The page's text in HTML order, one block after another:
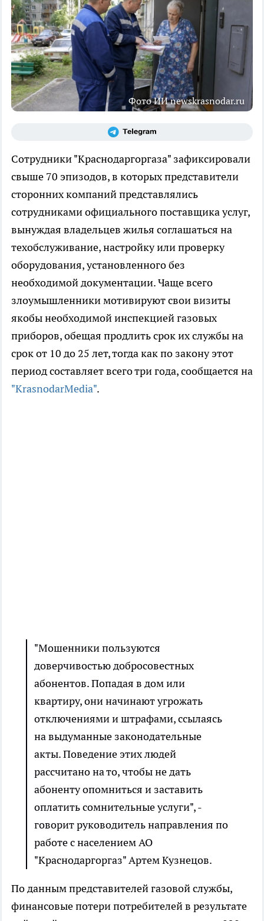
Фото ИИ newskrasnodar.ru
Сотрудники "Краснодаргоргаза" зафиксировали
свыше 70 эпизодов, в которых представители
сторонних компаний представлялись
сотрудниками официального поставщика услуг,
вынуждая владельцев жилья соглашаться на
техобслуживание, настройку или проверку
оборудования, установленного без
необходимой документации. Чаще всего
злоумышленники мотивируют свои визиты
якобы необходимой инспекцией газовых
приборов, обещая продлить срок их службы на
срок от 10 до 25 лет, тогда как по закону этот
период составляет всего три года, сообщается на
"KrasnodarMedia".
"Мошенники пользуются
доверчивостью добросовестных
абонентов. Попадая в дом или
квартиру, они начинают угрожать
отключениями и штрафами, ссылаясь
на выдуманные законодательные
акты. Поведение этих людей
рассчитано на то, чтобы не дать
абоненту опомниться и заставить
оплатить сомнительные услуги", -
говорит руководитель направления по
работе с населением АО
"Краснодаргоргаз" Артем Кузнецов.
По данным представителей газовой службы,
финансовые потери потребителей в результате